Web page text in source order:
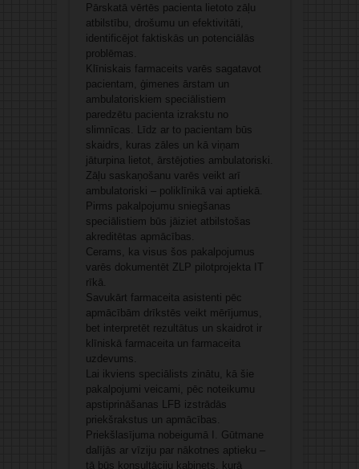
Pārskatā vērtēs pacienta lietoto zāļu
atbilstību, drošumu un efektivitāti,
identificējot faktiskās un potenciālās
problēmas.
Klīniskais farmaceits varēs sagatavot
pacientam, ģimenes ārstam un
ambulatoriskiem speciālistiem
paredzētu pacienta izrakstu no
slimnīcas. Līdz ar to pacientam būs
skaidrs, kuras zāles un kā viņam
jāturpina lietot, ārstējoties ambulatoriski.
Zāļu saskaņošanu varēs veikt arī
ambulatoriski – poliklīnikā vai aptiekā.
Pirms pakalpojumu sniegšanas
speciālistiem būs jāiziet atbilstošas
akreditētas apmācības.
Cerams, ka visus šos pakalpojumus
varēs dokumentēt ZLP pilotprojekta IT
rīkā.
Savukārt farmaceita asistenti pēc
apmācībām drīkstēs veikt mērījumus,
bet interpretēt rezultātus un skaidrot ir
klīniskā farmaceita un farmaceita
uzdevums.
Lai ikviens speciālists zinātu, kā šie
pakalpojumi veicami, pēc noteikumu
apstiprināšanas LFB izstrādās
priekšrakstus un apmācības.
Priekšlasījuma nobeigumā I. Gūtmane
dalījās ar vīziju par nākotnes aptieku –
tā būs konsultāciju kabinets, kurā